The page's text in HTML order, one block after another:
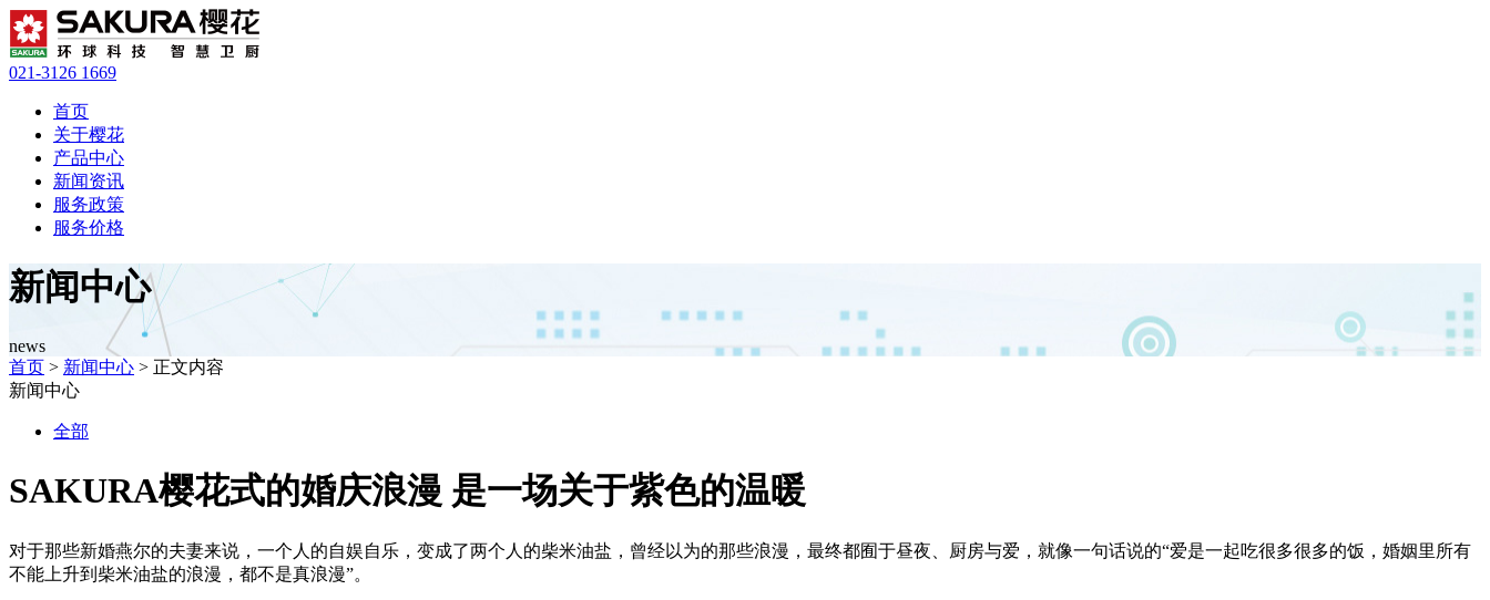
021-3126 1669
首页
关于樱花
产品中心
新闻资讯
服务政策
服务价格
新闻中心
news
首页 > 新闻中心 > 正文内容
新闻中心
全部
SAKURA樱花式的婚庆浪漫 是一场关于紫色的温暖
对于那些新婚燕尔的夫妻来说，一个人的自娱自乐，变成了两个人的柴米油盐，曾经以为的那些浪漫，最终都囿于昼夜、厨房与爱，就像一句话说的“爱是一起吃很多很多的饭，婚姻里所有
不能上升到柴米油盐的浪漫，都不是真浪漫”。